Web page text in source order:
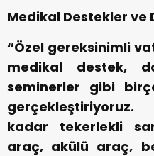
Medikal Destekler ve
“Özel gereksinimli
medikal destek,
seminerler gibi
kadar tekerlekli
araç, akülü araç,